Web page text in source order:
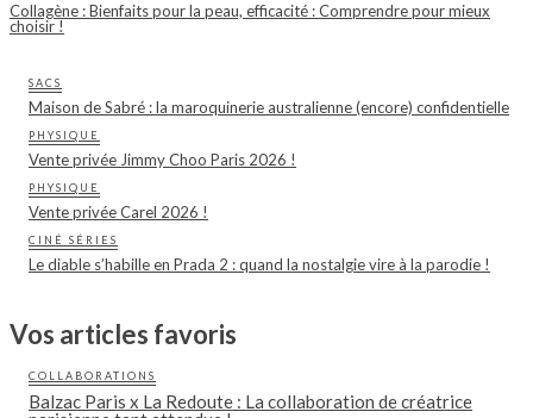
Collagène : Bienfaits pour la peau, efficacité : Comprendre pour mieux
choisir !
SACS
Maison de Sabré : la maroquinerie australienne (encore) confidentielle
PHYSIQUE
Vente privée Jimmy Choo Paris 2026 !
PHYSIQUE
Vente privée Carel 2026 !
CINÉ SÉRIES
Le diable s’habille en Prada 2 : quand la nostalgie vire à la parodie !
Vos articles favoris
COLLABORATIONS
Balzac Paris x La Redoute : La collaboration de créatrice